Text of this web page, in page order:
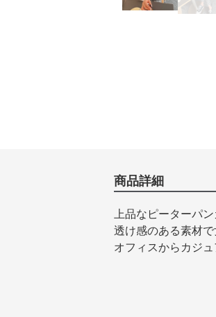
商品詳細
上品なピーターパ
透け感のある素材
オフィスからカジ